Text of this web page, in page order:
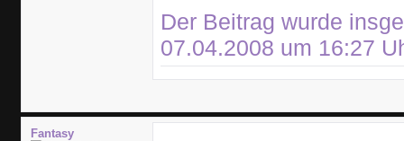
Der Beitrag wurde
07.04.2008 um 16:27
Fantasy